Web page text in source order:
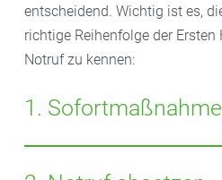
entscheidend. Wichtig ist es,
richtige Reihenfolge der
Notruf zu kennen:
1.
Sichern Sie die Unfallstelle ab.
eigenen Schutz nicht aus den